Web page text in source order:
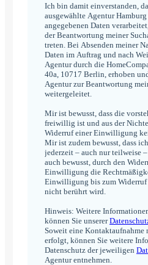
Ich bin damit einverstanden,
ausgewählte Agentur
angegebenen Daten
der Beantwortung meiner
treten. Bei Absenden meiner
Daten im Auftrag und nach
Agentur durch die
40a, 10717 Berlin, erhoben
Agentur zur Beantwortung
weitergeleitet.
Mir ist bewusst, dass die
freiwillig ist und aus der
Widerruf einer Einwilligung
Mir ist zudem bewusst, dass
jederzeit – auch nur teilweise
auch bewusst, durch den
Einwilligung die
Einwilligung bis zum Widerruf
nicht berührt wird.
Hinweis: Weitere
können Sie unserer
Soweit eine Kontaktaufnahme
erfolgt, können Sie weitere
Datenschutz der jeweiligen
Agentur entnehmen.